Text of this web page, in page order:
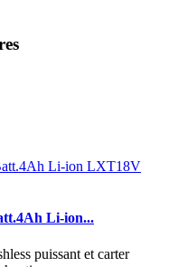
Li-ion...
puissant et carter